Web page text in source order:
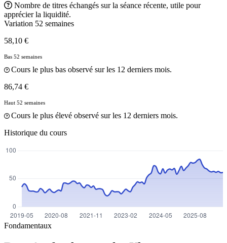
Nombre de titres échangés sur la séance récente, utile pour
apprécier la liquidité.
Variation 52 semaines
58,10 €
Bas 52 semaines
Cours le plus bas observé sur les 12 derniers mois.
86,74 €
Haut 52 semaines
Cours le plus élevé observé sur les 12 derniers mois.
Historique du cours
Fondamentaux